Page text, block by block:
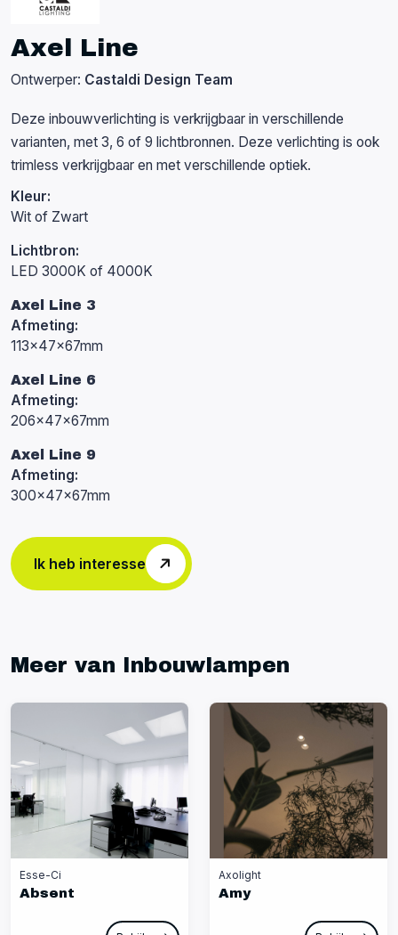
Axel Line
Ontwerper: Castaldi Design Team
Deze inbouwverlichting is verkrijgbaar in verschillende
varianten, met 3, 6 of 9 lichtbronnen. Deze verlichting is ook
trimless verkrijgbaar en met verschillende optiek.
Kleur:
Wit of Zwart
Lichtbron:
LED 3000K of 4000K
Axel Line 3
Afmeting:
113x47x67mm
Axel Line 6
Afmeting:
206x47x67mm
Axel Line 9
Afmeting:
300x47x67mm
Ik heb interesse
Meer van Inbouwlampen
Esse-Ci
Absent
Axolight
Amy